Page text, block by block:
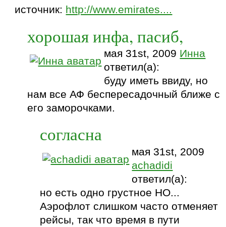
источник: http://www.emirates....
хорошая инфа, пасиб,
мая 31st, 2009 Инна
ответил(а):
буду иметь ввиду, но
нам все АФ беспересадочный ближе с
его заморочками.
согласна
мая 31st, 2009
achadidi
ответил(а):
но есть одно грустное НО...
Аэрофлот слишком часто отменяет
рейсы, так что время в пути